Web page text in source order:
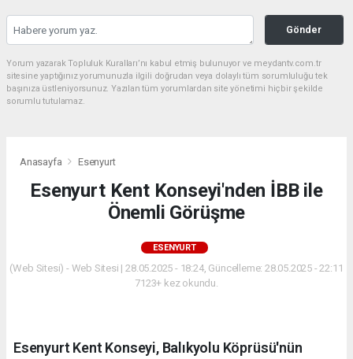
Gönder
Yorum yazarak Topluluk Kuralları’nı kabul etmiş bulunuyor ve meydantv.com.tr
sitesine yaptığınız yorumunuzla ilgili doğrudan veya dolaylı tüm sorumluluğu tek
başınıza üstleniyorsunuz. Yazılan tüm yorumlardan site yönetimi hiçbir şekilde
sorumlu tutulamaz.
Anasayfa Esenyurt
Esenyurt Kent Konseyi'nden İBB ile
Önemli Görüşme
ESENYURT
(Web Sitesi) - Web Sitesi | 28.05.2025 - 18:24, Güncelleme: 28.05.2025 - 22:11
7123+ kez okundu.
Esenyurt Kent Konseyi, Balıkyolu Köprüsü'nün